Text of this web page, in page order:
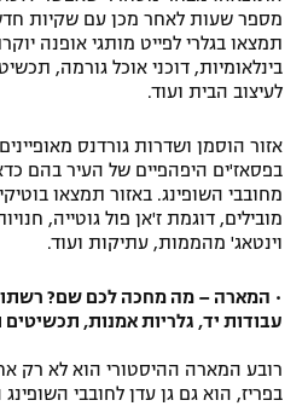
מספר שעות לאחר מכן עם שקיות
תמצאו בגלרי לפייט מותגי אופנה
בינלאומיות, דוכני אוכל גורמה,
לעיצוב הבית ועוד.
אזור הוסמן ושדרות גורדנס
בפסאז'ים היפהפיים של העיר בהם
מחובבי השופינג. באזור תמצאו
מובילים, דוגמת ז'אן פול גוטייה,
וינטאג' מהממות, עתיקות ועוד.
• המארה – מה מחכה לכם שם? רשתות
עבודות יד, גלריות אמנות, תכשיטים
רובע המארה ההיסטורי הוא לא רק
בפריז, הוא גם גן עדן לחובבי